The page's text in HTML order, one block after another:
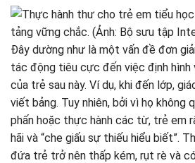
Đây dường như là một vấn đề đơn
tác động tiêu cực đến việc định
của trẻ sau này. Ví dụ, khi đến lớp,
viết bảng. Tuy nhiên, bởi vì họ không
phấn hoặc thực hành các từ, trẻ em
hãi và “che giấu sự thiếu hiểu biết”.
đứa trẻ trở nên thấp kém, rụt rè và